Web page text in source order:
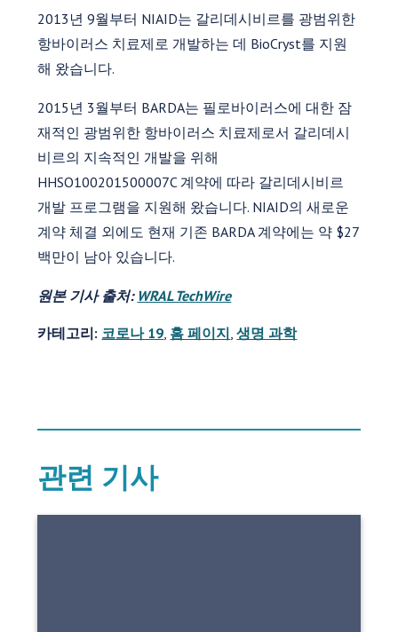
2013년 9월부터 NIAID는 갈리데시비르를 광범위한
항바이러스 치료제로 개발하는 데 BioCryst를 지원
해 왔습니다.
2015년 3월부터 BARDA는 필로바이러스에 대한 잠
재적인 광범위한 항바이러스 치료제로서 갈리데시
비르의 지속적인 개발을 위해
HHSO100201500007C 계약에 따라 갈리데시비르
개발 프로그램을 지원해 왔습니다. NIAID의 새로운
계약 체결 외에도 현재 기존 BARDA 계약에는 약 $27
백만이 남아 있습니다.
원본 기사 출처: WRAL TechWire
카테고리: 코로나 19 홈 페이지 ,생명 과학
관련 기사